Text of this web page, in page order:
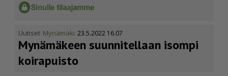
Uutiset Mynämäki 23.5.2022 16.07
Mynämäkeen suunnitellaan isompi
koirapuisto